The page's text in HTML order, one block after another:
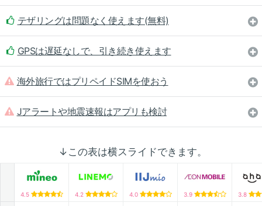
テザリングは問題なく使えます(無料)
GPSは遅延なしで、引き続き使えます
海外旅行ではプリペイドSIMを使おう
Jアラートや地震速報はアプリも検討
↓この表は横スライドできます。
4.5 4.2 4.0 3.9 3.8